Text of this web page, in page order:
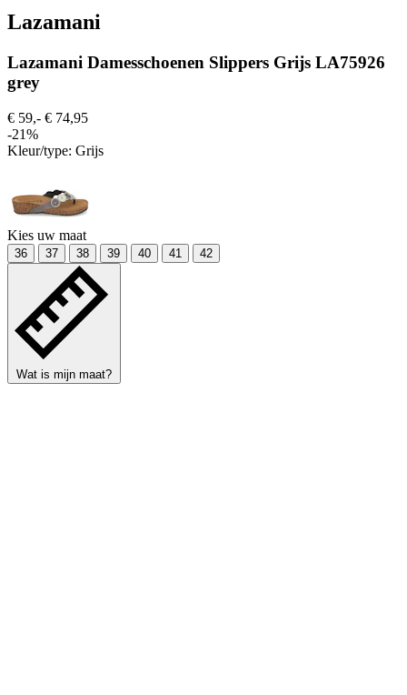
Lazamani
Lazamani Damesschoenen Slippers Grijs LA75926
grey
€ 59,- € 74,95
-21%
Kleur/type: Grijs
Kies uw maat
36 37 38 39 40 41 42
Wat is mijn maat?